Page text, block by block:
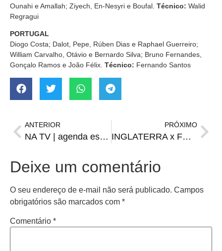
Ounahi e Amallah; Ziyech, En-Nesyri e Boufal. Técnico: Walid
Regragui
PORTUGAL
Diogo Costa; Dalot, Pepe, Rúben Dias e Raphael Guerreiro;
William Carvalho, Otávio e Bernardo Silva; Bruno Fernandes,
Gonçalo Ramos e João Félix. Técnico: Fernando Santos
ANTERIOR
NA TV | agenda esportiva de sábado, 10
PRÓXIMO
INGLATERRA x FRANÇA | onde assistir, escalações, horário e arbitragem
Deixe um comentário
O seu endereço de e-mail não será publicado. Campos
obrigatórios são marcados com *
Comentário *